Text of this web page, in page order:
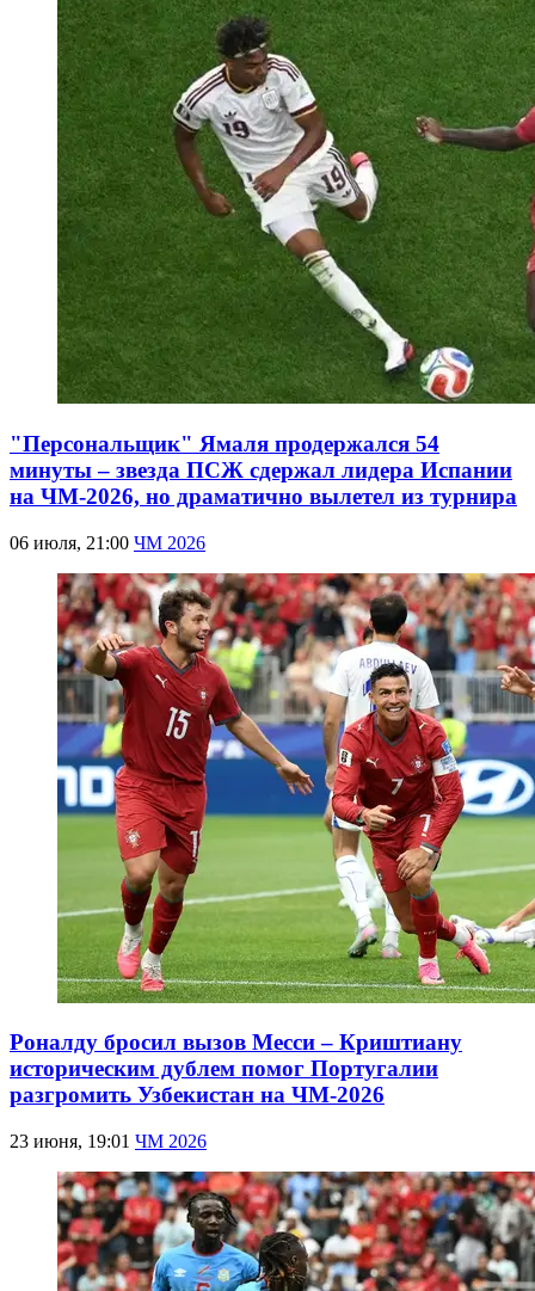
"Персональщик" Ямаля продержался 54
минуты – звезда ПСЖ сдержал лидера Испании
на ЧМ-2026, но драматично вылетел из турнира
06 июля, 21:00 ЧМ 2026
Роналду бросил вызов Месси – Криштиану
историческим дублем помог Португалии
разгромить Узбекистан на ЧМ-2026
23 июня, 19:01 ЧМ 2026